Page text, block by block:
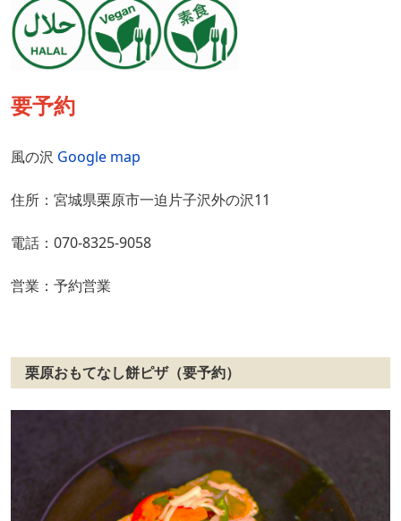
要予約
風の沢 Google map
住所：宮城県栗原市一迫片子沢外の沢11
電話：070-8325-9058
営業：予約営業
栗原おもてなし餅ピザ（要予約）